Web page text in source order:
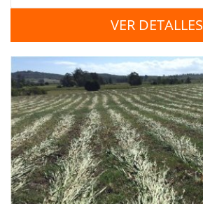
VER DETALLES